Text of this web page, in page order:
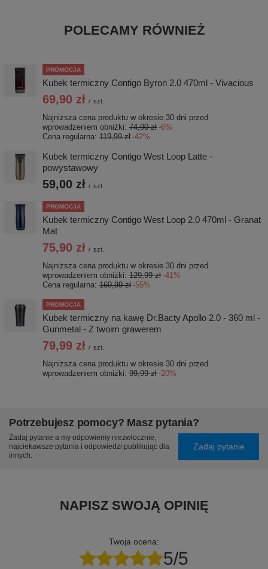
POLECAMY RÓWNIEŻ
PROMOCJA
Kubek termiczny Contigo Byron 2.0 470ml - Vivacious
69,90 zł / szt.
Najniższa cena produktu w okresie 30 dni przed
wprowadzeniem obniżki: 74,90 zł -6%
Cena regularna: 119,99 zł -42%
Kubek termiczny Contigo West Loop Latte -
powystawowy
59,00 zł / szt.
PROMOCJA
Kubek termiczny Contigo West Loop 2.0 470ml - Granat
Mat
75,90 zł / szt.
Najniższa cena produktu w okresie 30 dni przed
wprowadzeniem obniżki: 129,99 zł -41%
Cena regularna: 169,99 zł -55%
PROMOCJA
Kubek termiczny na kawę Dr.Bacty Apollo 2.0 - 360 ml -
Gunmetal - Z twoim grawerem
79,99 zł / szt.
Najniższa cena produktu w okresie 30 dni przed
wprowadzeniem obniżki: 99,99 zł -20%
Potrzebujesz pomocy? Masz pytania?
Zadaj pytanie a my odpowiemy niezwłocznie,
najciekawsze pytania i odpowiedzi publikując dla
innych.
Zadaj pytanie
NAPISZ SWOJĄ OPINIĘ
Twoja ocena:
5/5